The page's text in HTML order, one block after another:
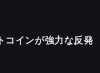
コインが強力な反発